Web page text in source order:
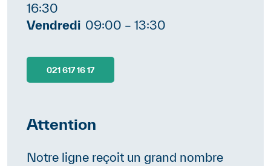
16:30
Vendredi 09:00 – 13:30
021 617 16 17
Contenu
Attention
Notre ligne reçoit un grand nombre